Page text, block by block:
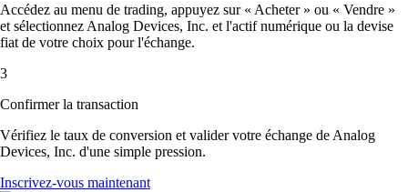
Accédez au menu de trading, appuyez sur « Acheter » ou « Vendre »
et sélectionnez Analog Devices, Inc. et l'actif numérique ou la devise
fiat de votre choix pour l'échange.
3
Confirmer la transaction
Vérifiez le taux de conversion et valider votre échange de Analog
Devices, Inc. d'une simple pression.
Inscrivez-vous maintenant